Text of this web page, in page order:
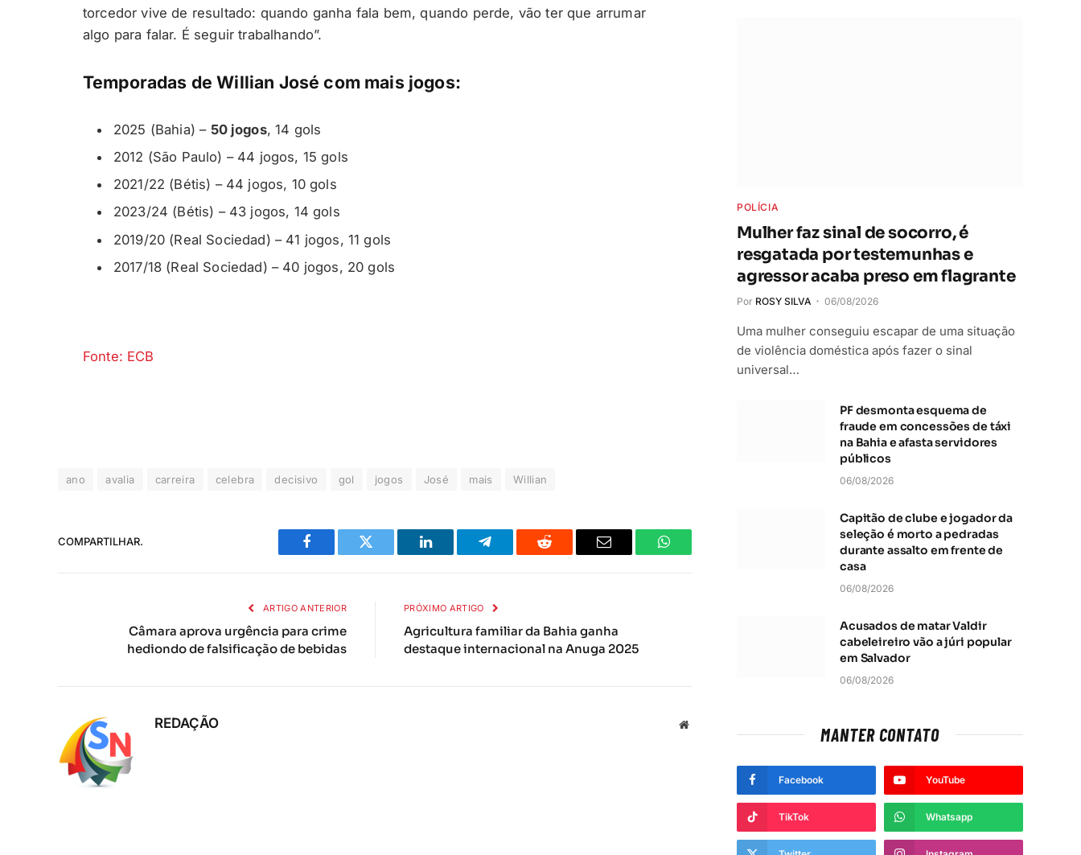
torcedor vive de resultado: quando ganha fala bem, quando perde, vão ter que arrumar
algo para falar. É seguir trabalhando”.
Temporadas de Willian José com mais jogos:
2025 (Bahia) – 50 jogos, 14 gols
2012 (São Paulo) – 44 jogos, 15 gols
2021/22 (Bétis) – 44 jogos, 10 gols
2023/24 (Bétis) – 43 jogos, 14 gols
2019/20 (Real Sociedad) – 41 jogos, 11 gols
2017/18 (Real Sociedad) – 40 jogos, 20 gols
Fonte: ECB
ano avalia carreira celebra decisivo gol jogos José mais Willian
COMPARTILHAR.
Facebook Twitter LinkedIn TelegramaReddit
E-
Whatsapp
ARTIGO ANTERIOR
Câmara aprova urgência para crime
hediondo de falsificação de bebidas
PRÓXIMO ARTIGO
Agricultura familiar da Bahia ganha
destaque internacional na Anuga 2025
REDAÇÃO
Local
POLÍCIA
Mulher faz sinal de socorro, é
resgatada por testemunhas e
agressor acaba preso em flagrante
Por ROSY SILVA 06/08/2026
Uma mulher conseguiu escapar de uma situação
de violência doméstica após fazer o sinal
universal…
PF desmonta esquema de
fraude em concessões de táxi
na Bahia e afasta servidores
públicos
06/08/2026
Capitão de clube e jogador da
seleção é morto a pedradas
durante assalto em frente de
casa
06/08/2026
Acusados de matar Valdir
cabeleireiro vão a júri popular
em Salvador
06/08/2026
MANTER CONTATO
Facebook YouTube
TikTok Whatsapp